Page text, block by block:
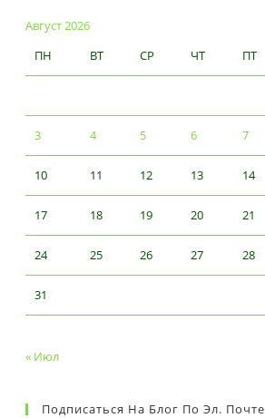
Август 2026
ПН
ВТ СР ЧТ ПТ
3 4 5 6 7
10 11 12 13 14
17 18 19 20 21
24 25 26 27 28
31
« Июл
Подписаться На Блог По Эл. Почте